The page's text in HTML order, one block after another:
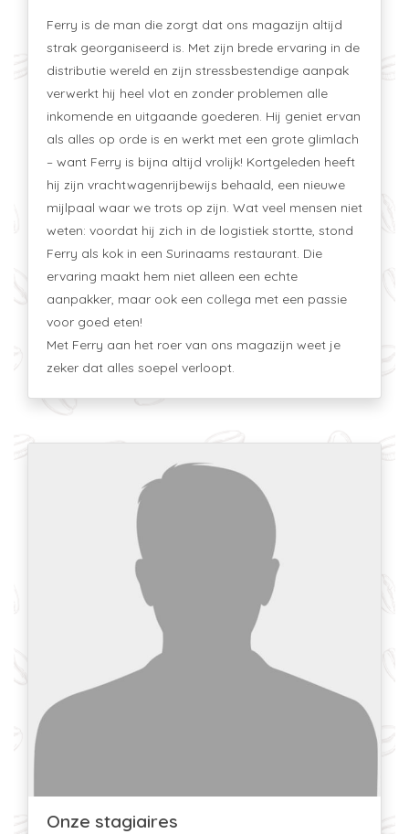
Ferry is de man die zorgt dat ons magazijn altijd
strak georganiseerd is. Met zijn brede ervaring in de
distributie wereld en zijn stressbestendige aanpak
verwerkt hij heel vlot en zonder problemen alle
inkomende en uitgaande goederen. Hij geniet ervan
als alles op orde is en werkt met een grote glimlach
– want Ferry is bijna altijd vrolijk! Kortgeleden heeft
hij zijn vrachtwagenrijbewijs behaald, een nieuwe
mijlpaal waar we trots op zijn. Wat veel mensen niet
weten: voordat hij zich in de logistiek stortte, stond
Ferry als kok in een Surinaams restaurant. Die
ervaring maakt hem niet alleen een echte
aanpakker, maar ook een collega met een passie
voor goed eten!
Met Ferry aan het roer van ons magazijn weet je
zeker dat alles soepel verloopt.
Onze stagiaires